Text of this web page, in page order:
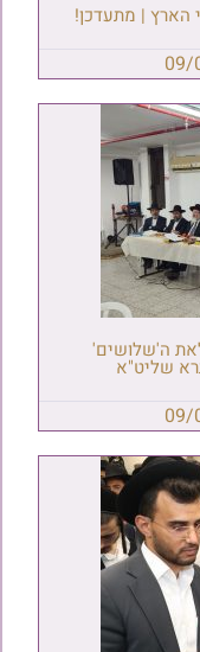
הארץ | מתעדכן!
09/
ה'שלושים'
שליט"א
09/